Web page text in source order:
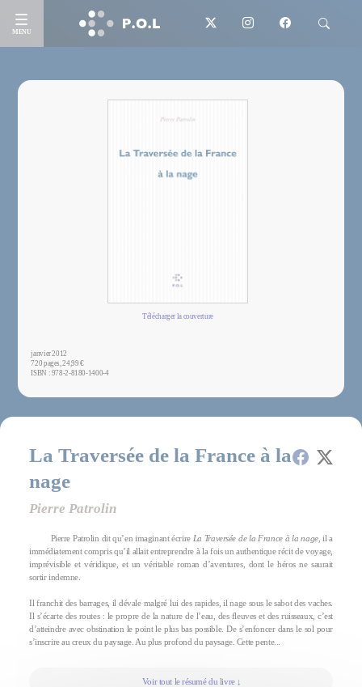
MENU
Télécharger la couverture
janvier 2012
720 pages, 24,99 €
ISBN : 978-2-8180-1400-4
La Traversée de la France à la
nage
Pierre Patrolin
Pierre Patrolin dit qu’en imaginant écrire La Traversée de la France à la nage, il a
immédiatement compris qu’il allait entreprendre à la fois un authentique récit de voyage,
imprévisible et véridique, et un véritable roman d’aventures, dont le héros ne saurait
sortir indemne.
Il franchit des barrages, il dévale malgré lui des rapides, il nage sous le sabot des vaches.
Il s’écarte des routes : le propre de la nature de l’eau, des fleuves et des ruisseaux, c’est
d’atteindre avec obstination le point le plus bas possible. De s’enfoncer dans le sol pour
s’inscrire au creux du paysage. Au plus profond du paysage. Cette pente...
Voir tout le résumé du livre ↓